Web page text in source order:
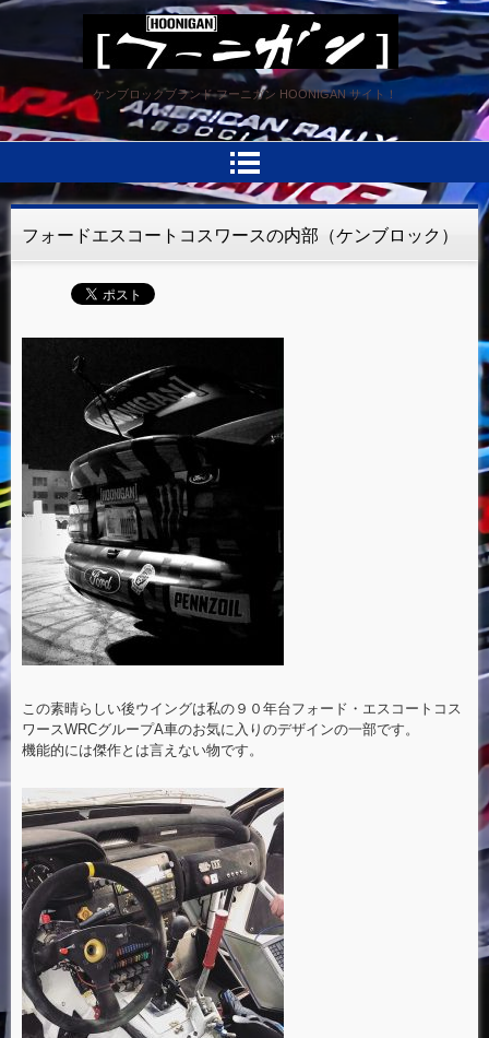
HOONIGAN フーニガン
ケンブロックブランド フーニガン HOONIGAN サイト！
フォードエスコートコスワースの内部（ケンブロック）
この素晴らしい後ウイングは私の９０年台フォード・エスコートコス
ワースWRCグループA車のお気に入りのデザインの一部です。
機能的には傑作とは言えない物です。